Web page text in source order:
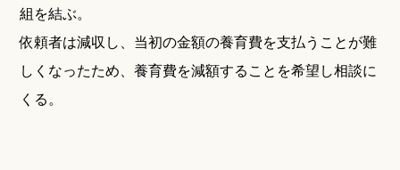
組を結ぶ。
依頼者は減収し、当初の金額の養育費を支払うことが難
しくなったため、養育費を減額することを希望し相談に
くる。